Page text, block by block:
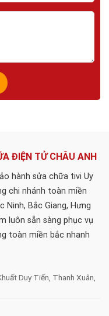
ĐIỆN TỬ CHÂU ANH
hành sửa chữa tivi Uy
chi nhánh toàn miền
Ninh, Bắc Giang, Hưng
luôn sẵn sàng phục vụ
toàn miền bắc nhanh
Duy Tiến, Thanh Xuân,